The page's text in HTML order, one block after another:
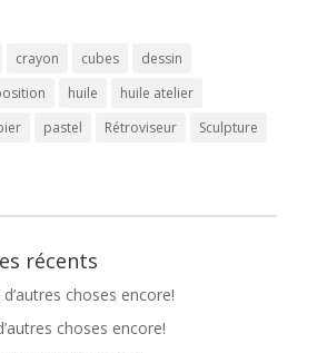
crayon cubes
dessin
huile
huile atelier
pastel Rétroviseur
Sculpture
récents
d’autres choses encore!
choses encore!